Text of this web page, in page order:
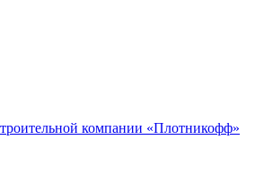
компании «Плотникофф»